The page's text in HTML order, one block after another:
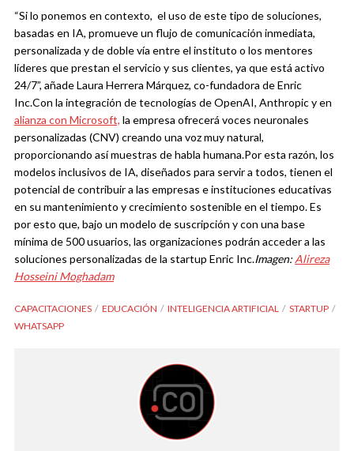
“Si lo ponemos en contexto, el uso de este tipo de soluciones,
basadas en IA, promueve un flujo de comunicación inmediata,
personalizada y de doble vía entre el instituto o los mentores
líderes que prestan el servicio y sus clientes, ya que está activo
24/7”, añade Laura Herrera Márquez, co-fundadora de Enric
Inc.Con la integración de tecnologías de OpenAI, Anthropic y en
alianza con Microsoft, la empresa ofrecerá voces neuronales
personalizadas (CNV) creando una voz muy natural,
proporcionando así muestras de habla humana.Por esta razón, los
modelos inclusivos de IA, diseñados para servir a todos, tienen el
potencial de contribuir a las empresas e instituciones educativas
en su mantenimiento y crecimiento sostenible en el tiempo. Es
por esto que, bajo un modelo de suscripción y con una base
mínima de 500 usuarios, las organizaciones podrán acceder a las
soluciones personalizadas de la startup Enric Inc.Imagen:Alireza
Hosseini Moghadam
CAPACITACIONES EDUCACIÓN INTELIGENCIA ARTIFICIAL
STARTUP
WHATSAPP